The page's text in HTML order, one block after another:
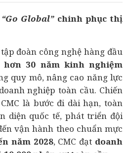
“Go Global” chinh phục thị
đoàn công nghệ hàng đầu
hơn 30 năm kinh nghiệm
quy mô, nâng cao năng lực
doanh nghiệp toàn cầu. Chiến
là bước đi dài hạn, toàn
diện quốc tế, phát triển đội
vận hành theo chuẩn mực
năm 2028, CMC đạt doanh